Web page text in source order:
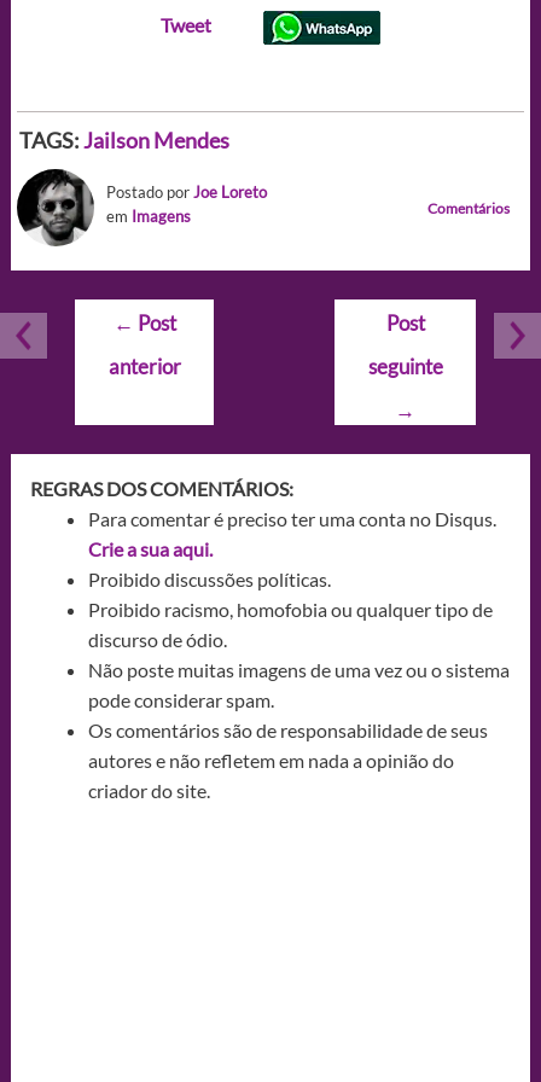
Tweet
TAGS:Jailson Mendes
Postado porJoe Loreto
em Imagens Comentários
Navegação
Post
← Post
anterior
Post
seguinte
→
REGRAS DOS COMENTÁRIOS:
Para comentar é preciso ter uma conta no Disqus.
Crie a sua aqui.
Proibido discussões políticas.
Proibido racismo, homofobia ou qualquer tipo de
discurso de ódio.
Não poste muitas imagens de uma vez ou o sistema
pode considerar spam.
Os comentários são de responsabilidade de seus
autores e não refletem em nada a opinião do
criador do site.